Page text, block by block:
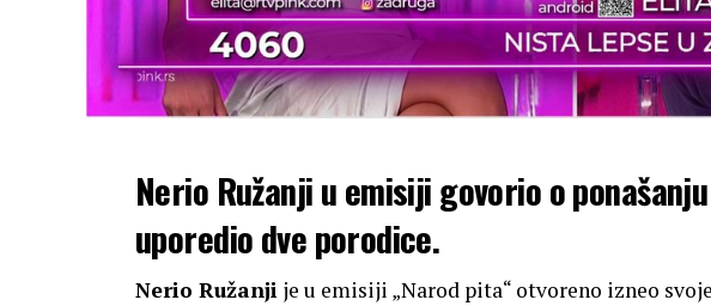
Nerio Ružanji u emisiji govorio o
uporedio dve porodice.
Nerio Ružanji je u emisiji „Narod pita“ otvoreno izneo